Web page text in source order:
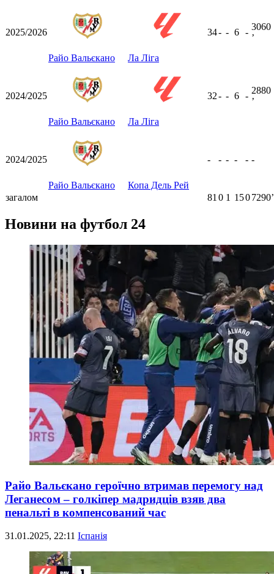
2025/2026
Райо Вальєкано Ла Ліга
34- - 6 -
3060
ʼ
2024/2025
Райо Вальєкано Ла Ліга
32- - 6 -
2880
ʼ
2024/2025
Райо Вальєкано Копа Дель Рей
- - - - - -
загалом 81 0 1 1507290ʼ
Новини на футбол 24
Райо Вальєкано героїчно втримав перемогу над
Леганесом – голкіпер мадридців взяв два
пенальті в компенсований час
31.01.2025, 22:11 Іспанія